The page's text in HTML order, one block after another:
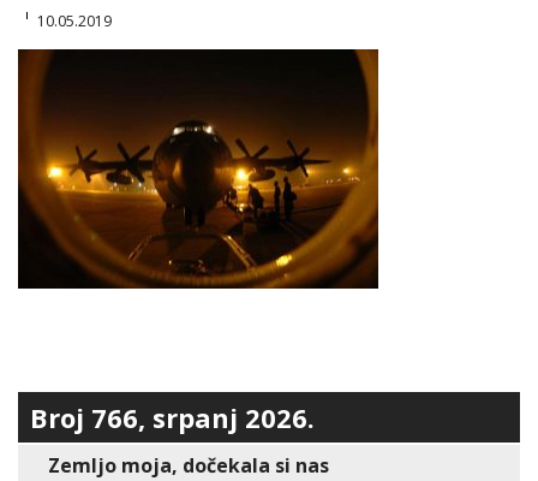
10.05.2019
Broj 766, srpanj 2026.
Zemljo moja, dočekala si nas